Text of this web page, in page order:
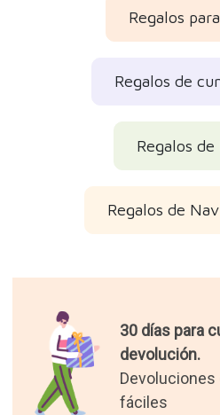
Regalos
Regalos de
Regalos de
Regalos de
30 días para
devolución.
Devoluciones
fáciles